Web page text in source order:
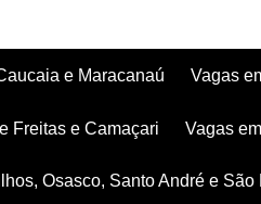
e Maracanaú Vagas
Freitas e Camaçari Vagas
Osasco, Santo André e